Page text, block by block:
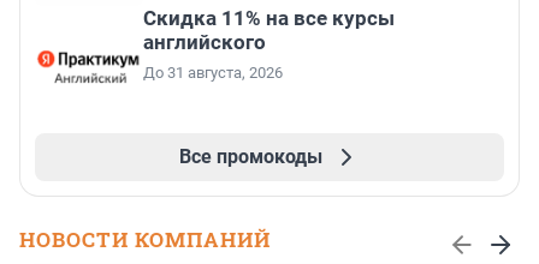
Скидка 11% на все курсы
английского
До 31 августа, 2026
Все промокоды
НОВОСТИ КОМПАНИЙ